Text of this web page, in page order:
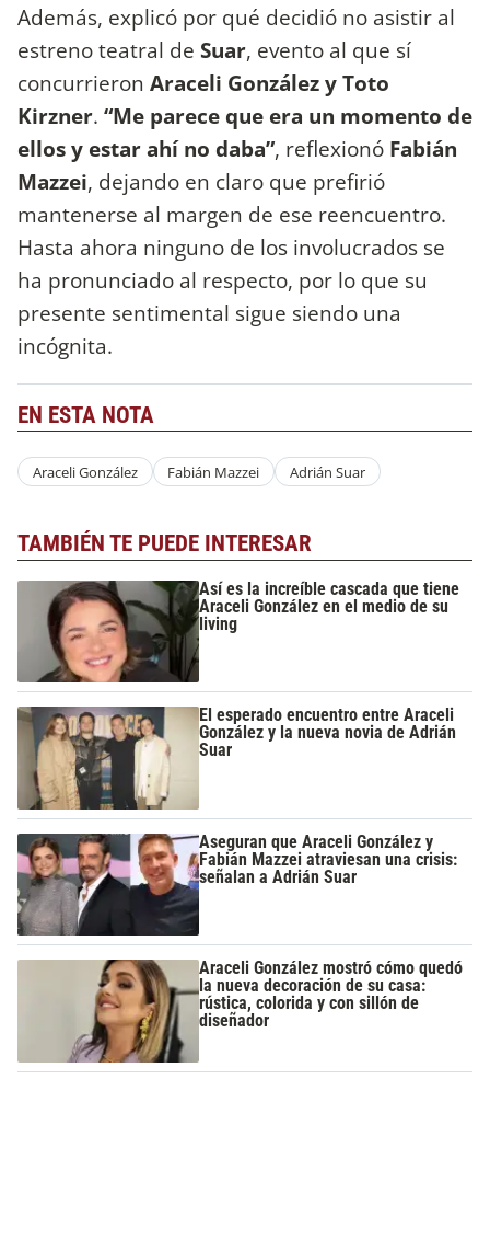
Además, explicó por qué decidió no asistir al
estreno teatral de Suar, evento al que sí
concurrieron Araceli González y Toto
Kirzner. “Me parece que era un momento de
ellos y estar ahí no daba”, reflexionó Fabián
Mazzei, dejando en claro que prefirió
mantenerse al margen de ese reencuentro.
Hasta ahora ninguno de los involucrados se
ha pronunciado al respecto, por lo que su
presente sentimental sigue siendo una
incógnita.
EN ESTA NOTA
Araceli González Fabián Mazzei Adrián Suar
TAMBIÉN TE PUEDE INTERESAR
Así es la increíble cascada que tiene
Araceli González en el medio de su
living
El esperado encuentro entre Araceli
González y la nueva novia de Adrián
Suar
Aseguran que Araceli González y
Fabián Mazzei atraviesan una crisis:
señalan a Adrián Suar
Araceli González mostró cómo quedó
la nueva decoración de su casa:
rústica, colorida y con sillón de
diseñador